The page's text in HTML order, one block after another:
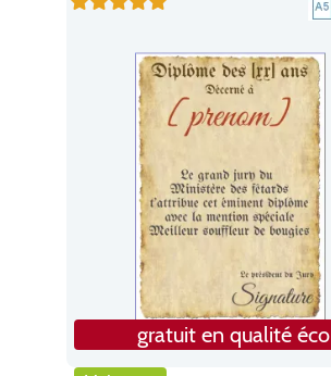
gratuit en qualité éco